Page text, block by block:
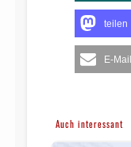
teilen
E-Mail
Auch interessant